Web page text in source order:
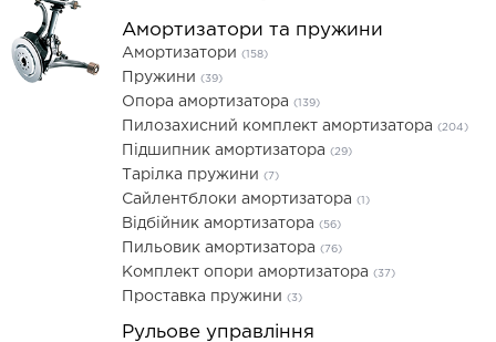
Амортизатори та пружини
Амортизатори (158)
Пружини (39)
Опора амортизатора (139)
Пилозахисний комплект амортизатора (204)
Підшипник амортизатора (29)
Тарілка пружини (7)
Сайлентблоки амортизатора (1)
Відбійник амортизатора (56)
Пильовик амортизатора (76)
Комплект опори амортизатора (37)
Проставка пружини (3)
Рульове управління